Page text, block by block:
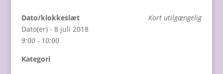
Kort utilgængelig
Dato/klokkeslæt
Dato(er) - 8 juli 2018
9:00 - 10:00
Kategori